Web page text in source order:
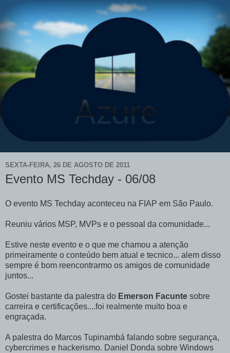
SEXTA-FEIRA, 26 DE AGOSTO DE 2011
Evento MS Techday - 06/08
O evento MS Techday aconteceu na FIAP em São Paulo.
Reuniu vários MSP, MVPs e o pessoal da comunidade...
Estive neste evento e o que me chamou a atenção
primeiramente o conteúdo bem atual e tecnico... alem disso
sempre é bom reencontrarmo os amigos de comunidade
juntos...
Gostei bastante da palestra do Emerson Facunte sobre
carreira e certificações....foi realmente muito boa e
engraçada.
A palestra do Marcos Tupinambá falando sobre segurança,
cybercrimes e hackerismo. Daniel Donda sobre Windows